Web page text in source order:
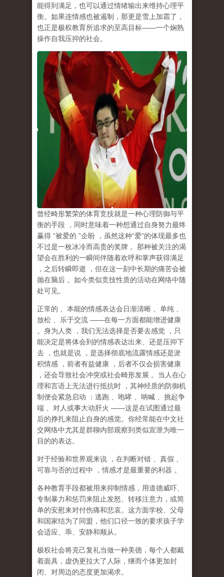
能得到满足，也可以通过情绪输出来维持心理平
衡。如果连情感也被遏制，那更是雪上加霜了，
也正是极权教育所追求的至高目标——一个娴熟
操作自我压抑的社会。
曾经畸形繁荣的体育竞技就是一种心理防御与平
衡的手段
，同时意味着一种想通过自身努力最终
赢得 “被爱的 ”企盼 ，虽然这种“爱”的体现最多也
不过是一枚冰冷而高贵的奖牌 。那种被关注的渴
望会在胜利的一瞬间伴随着欢呼和掌声获得满足
，之后转瞬即逝
，但在这一刻中长期的痛苦会被
抛在脑后 。如今类似竞技性质的活动在网络中随
处可见。
正常的 、本能的情感表达会日渐清晰 、单纯
放松
、乐于交流 ——在每一方面都能增进健康
。身为人类
，我们无法选择是否要去感觉
，只
能决定是将体会到的情感表达出来、还是压抑下
去
，也就是说 ， 是选择彻底地流露情感还是淤
积情感
，前者有益健康
，后者不仅会损害健康
，还会导致社会冲突或社会畸形发展 。当人在心
理和言语上无法进行抵抗时
，其神经质的防御机
制便会紧急启动
：逃跑 、咆哮 、呐喊
、挑起争
端
、对人或事大动肝火 ——这是在试图通过最
后的挣扎来阻止自身的感觉。你经常能在中文社
交网络中尤其是群聊内部观察到类似宣泄为唯一
目的的表达。
对于经验和世界观来说 ，在判断对错 、真假
可靠与否的过程中
，情感才是最重要的利器 。
各种教育手段都被用来抑制情感，用道德威吓、
专制暴力和惩罚来阻止发怒、转移注意力，或简
单的安慰来对付伤痛和悲哀。这方面学校、父母
和国家结为了同盟，他们口径一致的要求孩子学
会适应、乖、安静和顺从。
极权社会将克己复礼当做一种美德，每个人都戴
着面具，虚伪更拉大了人际，继而个体更加封
闭、对周边的态度更加渴求。